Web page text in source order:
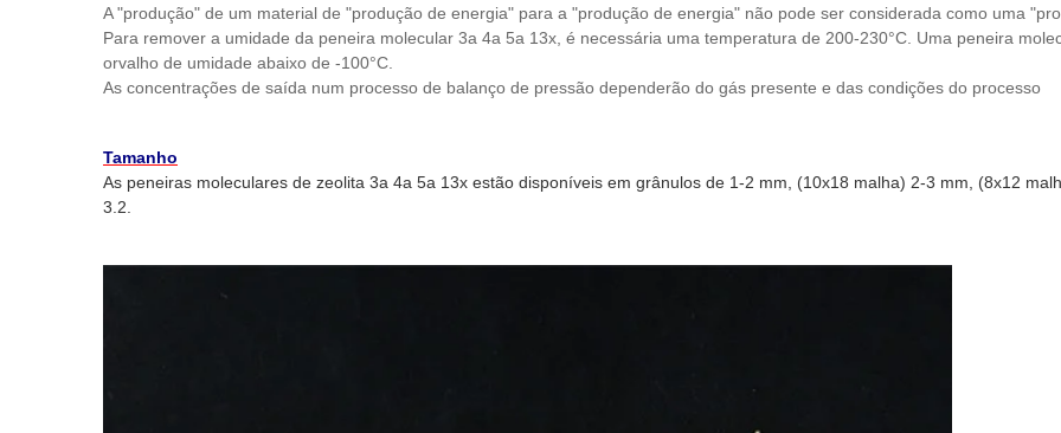
A "produção" de um material de "produção de energia" para a "produção de energia" não pode ser considerada como uma
Para remover a umidade da peneira molecular 3a 4a 5a 13x, é necessária uma temperatura de 200-230°C. Uma peneira
orvalho de umidade abaixo de -100°C.
As concentrações de saída num processo de balanço de pressão dependerão do gás presente e das condições do processo
Tamanho
As peneiras moleculares de zeolita 3a 4a 5a 13x estão disponíveis em grânulos de 1-2 mm, (10x18 malha) 2-3 mm, (8x12
3.2.